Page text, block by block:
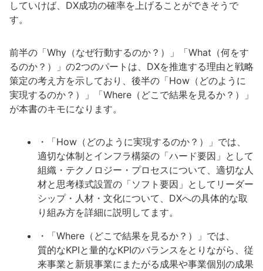
していけば、DX成功の確率を上げることができそうで
す。
前半の「Why（なぜ行動するのか？）」「What（何をす
るのか？）」の2つのパートは、DXを推進する理由と戦略
策定の考え方を示しており、後半の「How（どのように
実現するのか？）」「Where（どこで結果を見るか？）」
が本書のキモになります。
・「How（どのように実現するのか？）」では、
適切な体制とインフラ構築の「ハード要因」として
組織・テクノロジー・プロセスについて、適切な人
材と思考様式設置の「ソフト要因」としてリーダー
シップ・人材・文化について、DXへの具体的な取
り組み方を詳細に説明してます。
・「Where（どこで結果を見るか？）」では、
質的なKPIと量的なKPIのバランスをとりながら、従
来事業と新規事業にまたがる成果や事業個別の成果